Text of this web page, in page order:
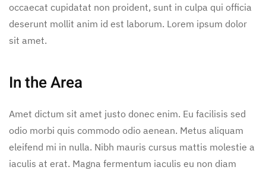
occaecat cupidatat non proident, sunt in culpa qui officia
deserunt mollit anim id est laborum. Lorem ipsum dolor
sit amet.
In the Area
Amet dictum sit amet justo donec enim. Eu facilisis sed
odio morbi quis commodo odio aenean. Metus aliquam
eleifend mi in nulla. Nibh mauris cursus mattis molestie a
iaculis at erat. Magna fermentum iaculis eu non diam